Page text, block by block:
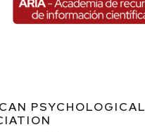
PSYCHOLOGICAL